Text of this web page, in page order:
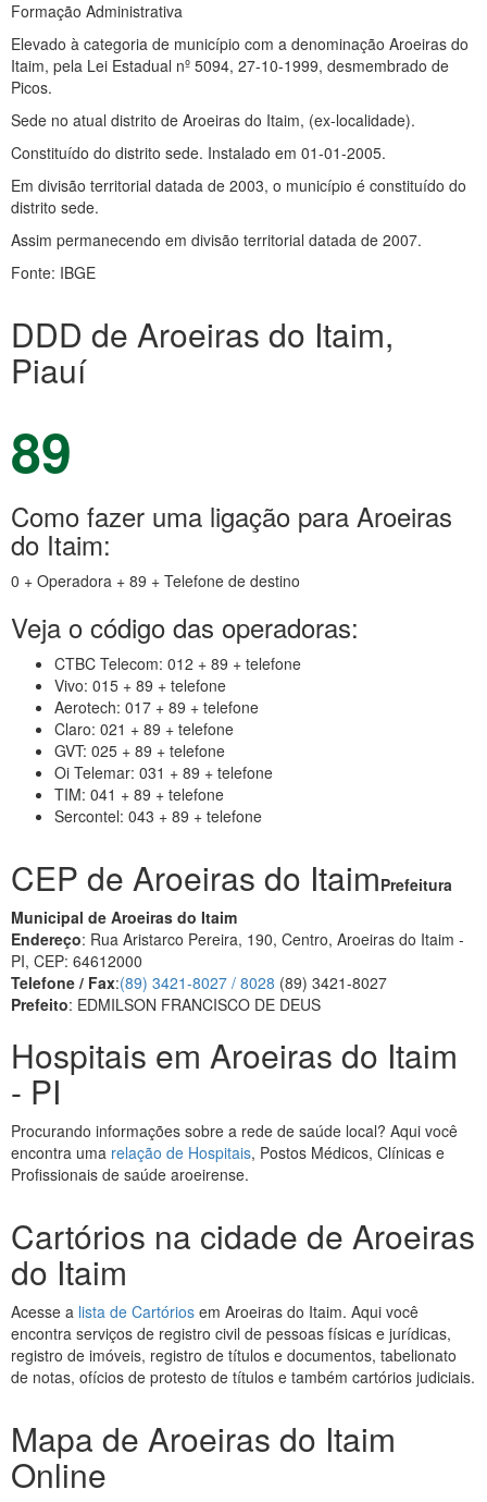
Formação Administrativa
Elevado à categoria de município com a denominação Aroeiras do
Itaim, pela Lei Estadual nº 5094, 27-10-1999, desmembrado de
Picos.
Sede no atual distrito de Aroeiras do Itaim, (ex-localidade).
Constituído do distrito sede. Instalado em 01-01-2005.
Em divisão territorial datada de 2003, o município é constituído do
distrito sede.
Assim permanecendo em divisão territorial datada de 2007.
Fonte: IBGE
DDD de Aroeiras do Itaim,
Piauí
89
Como fazer uma ligação para Aroeiras
do Itaim:
0 + Operadora + 89 + Telefone de destino
Veja o código das operadoras:
CTBC Telecom: 012 + 89 + telefone
Vivo: 015 + 89 + telefone
Aerotech: 017 + 89 + telefone
Claro: 021 + 89 + telefone
GVT: 025 + 89 + telefone
Oi Telemar: 031 + 89 + telefone
TIM: 041 + 89 + telefone
Sercontel: 043 + 89 + telefone
CEP de Aroeiras do ItaimPrefeitura
Municipal de Aroeiras do Itaim
Endereço: Rua Aristarco Pereira, 190, Centro, Aroeiras do Itaim -
PI, CEP: 64612000
Telefone / Fax:(89) 3421-8027 / 8028 (89) 3421-8027
Prefeito: EDMILSON FRANCISCO DE DEUS
Hospitais em Aroeiras do Itaim
- PI
Procurando informações sobre a rede de saúde local? Aqui você
encontra uma relação de Hospitais, Postos Médicos, Clínicas e
Profissionais de saúde aroeirense.
Cartórios na cidade de Aroeiras
do Itaim
Acesse a lista de Cartórios em Aroeiras do Itaim. Aqui você
encontra serviços de registro civil de pessoas físicas e jurídicas,
registro de imóveis, registro de títulos e documentos, tabelionato
de notas, ofícios de protesto de títulos e também cartórios judiciais.
Mapa de Aroeiras do Itaim
Online